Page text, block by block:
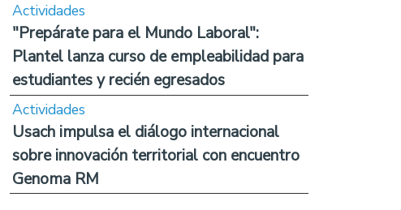
Actividades
"Prepárate para el Mundo Laboral":
Plantel lanza curso de empleabilidad para
estudiantes y recién egresados
Actividades
Usach impulsa el diálogo internacional
sobre innovación territorial con encuentro
Genoma RM